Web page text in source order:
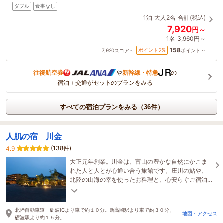
ダブル 食事なし
1泊 大人2名 合計(税込)
7,920円～
1名 3,960円～
7,920スコア～ ポイント 2% 158ポイント～
往復航空券 や新幹線・特急
の
宿泊＋交通がセットのプランをみる
すべての宿泊プランをみる（36件）
人肌の宿 川金
4.9
(138件)
大正元年創業。川金は、富山の豊かな自然にかこま
れた人と人とが心通い合う旅館です。庄川の鮎や、
北陸の山海の幸を使ったお料理と、心安らぐご宿泊
でおもてなし致します。
北陸自動車道 砺波ICより車で約１０分。新高岡駅より車で約３０分、
砺波駅より約１５分。
地図・アクセス